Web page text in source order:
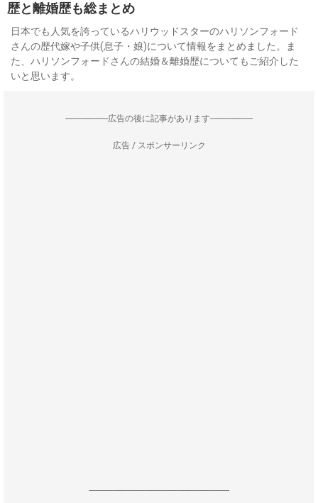
歴と離婚歴も総まとめ
日本でも人気を誇っているハリウッドスターのハリソンフォード
さんの歴代嫁や子供(息子・娘)について情報をまとめました。ま
た、ハリソンフォードさんの結婚＆離婚歴についてもご紹介した
いと思います。
--------------------広告の後に記事があります--------------------
広告 / スポンサーリンク
------------------------------------------------------------------